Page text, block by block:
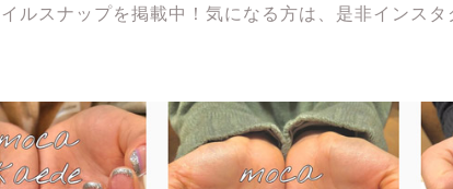
ルスナップを掲載中！気になる方は、是非インス